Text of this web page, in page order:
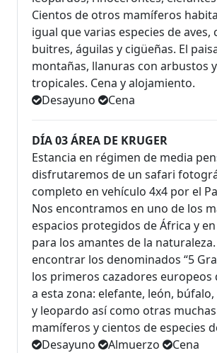
Cientos de otros mamíferos
igual que varias especies de aves,
buitres, águilas y cigüeñas. El
montañas, llanuras con arbustos
tropicales. Cena y alojamiento.
Desayuno
Cena
DÍA 03 ÁREA DE KRUGER
Estancia en régimen de media
disfrutaremos de un safari
completo en vehículo 4x4 por el
Nos encontramos en uno de los
espacios protegidos de África y
para los amantes de la
encontrar los denominados “5
los primeros cazadores europeos
a esta zona: elefante, león,
y leopardo así como otras
mamíferos y cientos de especies
Desayuno
Almuerzo Cena